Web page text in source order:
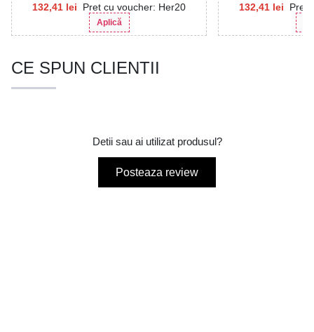
132,41 lei Pret cu voucher: Her20
Aplică
132,41 lei Pret
CE SPUN CLIENTII
Detii sau ai utilizat produsul?
Posteaza review